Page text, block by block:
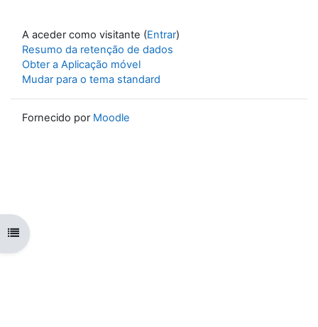
Abrir índice da disciplina
A aceder como visitante (Entrar)
Resumo da retenção de dados
Obter a Aplicação móvel
Mudar para o tema standard
Fornecido por Moodle